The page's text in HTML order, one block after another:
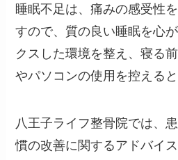
睡眠不足は、痛みの感受性
すので、質の良い睡眠を心
クスした環境を整え、寝る
やパソコンの使用を控えると
八王子ライフ整骨院では、
慣の改善に関するアドバイ